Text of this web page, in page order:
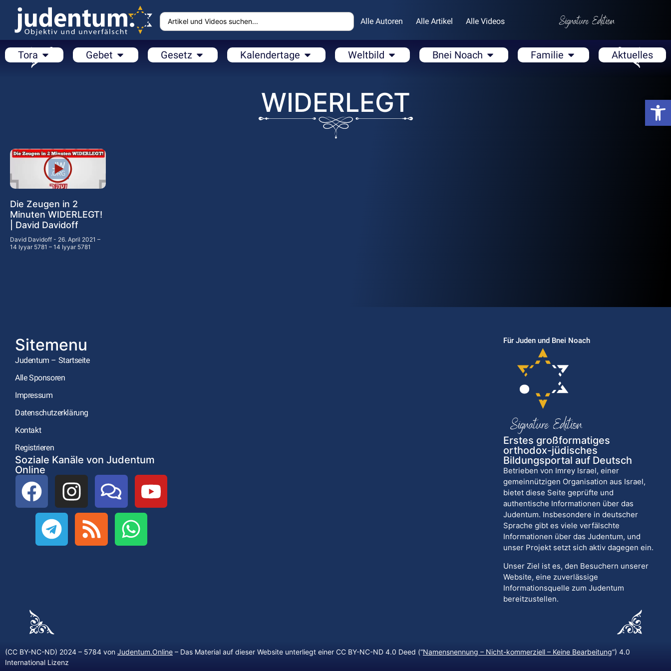
Alle Autoren Alle Artikel Alle Videos
Tora Gebet Gesetz Kalendertage Weltbild Bnei Noach Familie Aktuelles
WIDERLEGT
Die Zeugen in 2
Minuten WIDERLEGT!
| David Davidoff
David Davidoff
26. April 2021 –
14 Iyyar 5781 – 14 Iyyar 5781
Sitemenu
Judentum – Startseite
Alle Sponsoren
Impressum
Datenschutzerklärung
Kontakt
Registrieren
Soziale Kanäle von Judentum
Online
Für Juden und Bnei Noach
Erstes großformatiges
orthodox-jüdisches
Bildungsportal auf Deutsch
Betrieben von Imrey Israel, einer
gemeinnützigen Organisation aus Israel,
bietet diese Seite geprüfte und
authentische Informationen über das
Judentum. Insbesondere in deutscher
Sprache gibt es viele verfälschte
Informationen über das Judentum, und
unser Projekt setzt sich aktiv dagegen ein.
Unser Ziel ist es, den Besuchern unserer
Website, eine zuverlässige
Informationsquelle zum Judentum
bereitzustellen.
(CC BY-NC-ND) 2024 – 5784 von Judentum.Online – Das Material auf dieser Website unterliegt einer CC BY-NC-ND 4.0 Deed (“Namensnennung – Nicht-kommerziell – Keine Bearbeitung“) 4.0
International Lizenz